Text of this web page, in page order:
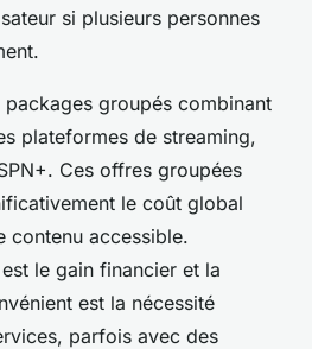
si plusieurs personnes
packages groupés combinant
plateformes de streaming,
Ces offres groupées
le coût global
contenu accessible.
le gain financier et la
est la nécessité
parfois avec des